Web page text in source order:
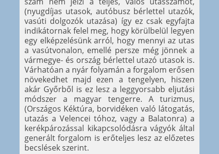
(nyugdíjas utasok, autóbusz bérlettel utazók,
vasúti dolgozók utazása) így ez csak egyfajta
indikátornak felel meg, hogy körülbelül legyen
egy elképzelésünk arról, hogy mennyi az utas
a vasútvonalon, emellé persze még jönnek a
vármegye- és ország bérlettel utazó utasok is.
Várhatóan a nyár folyamán a forgalom erősen
növekedhet majd ezen a tengelyen, hiszen
akár Győrből is ez lesz a leggyorsabb eljutási
módszer a magyar tengerre. A turizmus,
(Országos Kéktúra, borvidéken való látogatás,
utazás a Velencei tóhoz, vagy a Balatonra) a
kerékpározással kikapcsolódásra vágyók által
generált forgalom is erőteljes lesz az előzetes
becslések szerint.